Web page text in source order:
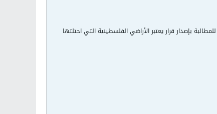
بإصدار قرار يعتبر الأراضي الفلسطينية التي احتلتها